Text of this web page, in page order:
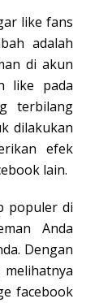
like fans
adalah
di akun
like pada
terbilang
dilakukan
efek
lain.
populer di
Anda
Dengan
facebook